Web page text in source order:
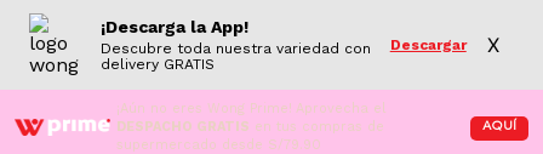
¡Descarga la App!
Descubre toda nuestra variedad con
delivery GRATIS
Descargar X
¡Aún no eres Wong Prime! Aprovecha el
DESPACHO GRATIS en tus compras de
supermercado desde S/79.90
AQUÍ